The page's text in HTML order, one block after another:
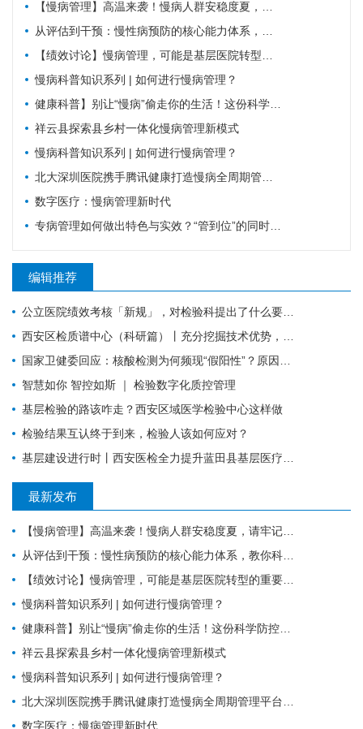
【慢病管理】高温来袭！慢病人群安稳度夏，请牢记这6件事。
从评估到干预：慢性病预防的核心能力体系，教你科学管理健康
【绩效讨论】慢病管理，可能是基层医院转型的重要入口？！
慢病科普知识系列 | 如何进行慢病管理？
健康科普】别让“慢病”偷走你的生活！这份科学防控指南请收好
祥云县探索县乡村一体化慢病管理新模式
慢病科普知识系列 | 如何进行慢病管理？
北大深圳医院携手腾讯健康打造慢病全周期管理平台，已落地超百家社康中心
数字医疗：慢病管理新时代
专病管理如何做出特色与实效？“管到位”的同时还要“强内涵”
编辑推荐
公立医院绩效考核「新规」，对检验科提出了什么要求？
西安区检质谱中心（科研篇）丨充分挖掘技术优势，让“临床+科研”一加一大于二
国家卫健委回应：核酸检测为何频现“假阳性”？原因值得所有检验人警惕！
智慧如你 智控如斯 ｜ 检验数字化质控管理
基层检验的路该咋走？西安区域医学检验中心这样做
检验结果互认终于到来，检验人该如何应对？
基层建设进行时丨西安医检全力提升蓝田县基层医疗服务能力
最新发布
【慢病管理】高温来袭！慢病人群安稳度夏，请牢记这6件事。
从评估到干预：慢性病预防的核心能力体系，教你科学管理健康
【绩效讨论】慢病管理，可能是基层医院转型的重要入口？！
慢病科普知识系列 | 如何进行慢病管理？
健康科普】别让“慢病”偷走你的生活！这份科学防控指南请收好
祥云县探索县乡村一体化慢病管理新模式
慢病科普知识系列 | 如何进行慢病管理？
北大深圳医院携手腾讯健康打造慢病全周期管理平台，已落地超百家社康中心
数字医疗：慢病管理新时代